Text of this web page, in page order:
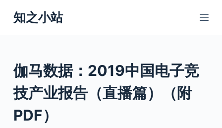
跳
过
知之小站
伽马数据：2019中国电子竞
技产业报告（直播篇）（附
PDF）